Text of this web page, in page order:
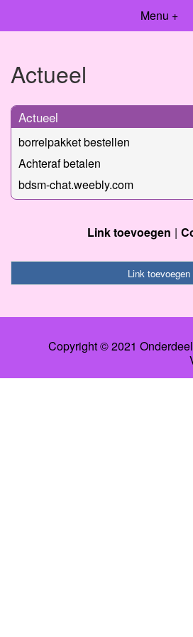
Menu +
Actueel
Actueel
borrelpakket bestellen
Achteraf betalen
bdsm-chat.weebly.com
Link toevoegen
Link toevoegen
Copyright © 2021